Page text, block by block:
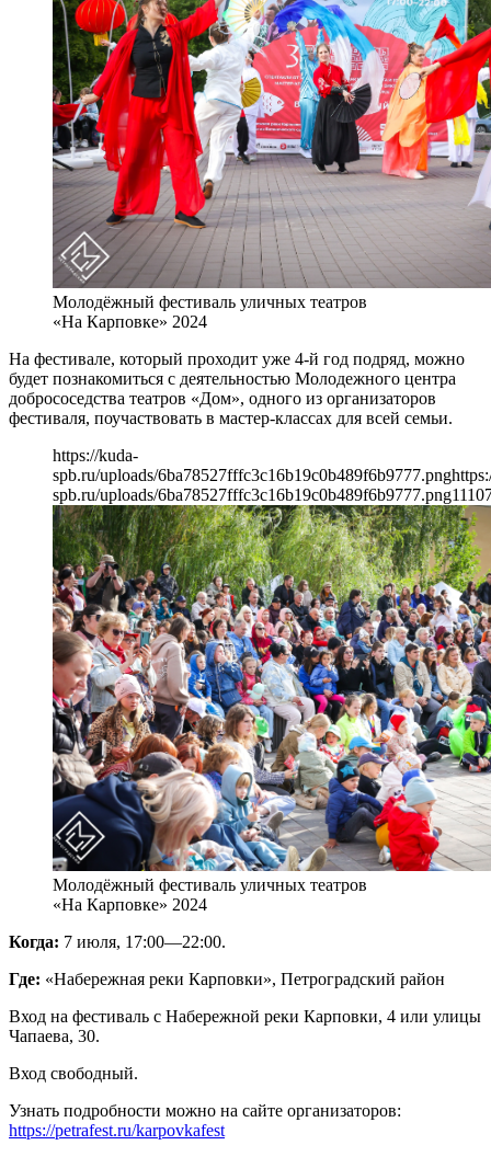
Молодёжный фестиваль уличных театров
«На Карповке» 2024
На фестивале, который проходит уже 4-й год подряд, можно
будет познакомиться с деятельностью Молодежного центра
добрососедства театров «Дом», одного из организаторов
фестиваля, поучаствовать в мастер-классах для всей семьи.
https://kuda-
spb.ru/uploads/6ba78527fffc3c16b19c0b489f6b9777.png
spb.ru/uploads/6ba78527fffc3c16b19c0b489f6b9777.png1110
Молодёжный фестиваль уличных театров
«На Карповке» 2024
Когда: 7 июля, 17:00—22:00.
Где: «Набережная реки Карповки», Петроградский район
Вход на фестиваль с Набережной реки Карповки, 4 или улицы
Чапаева, 30.
Вход свободный.
Узнать подробности можно на сайте организаторов:
https://petrafest.ru/karpovkafest